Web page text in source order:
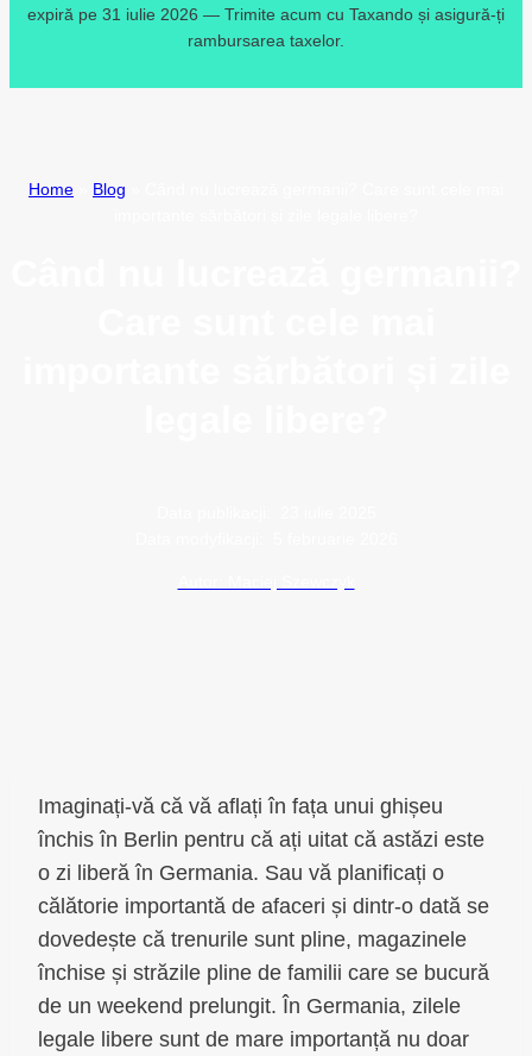
expiră pe 31 iulie 2026 — Trimite acum cu Taxando și asigură-ți
rambursarea taxelor.
Home Blog
Imaginați-vă că vă aflați în fața unui ghișeu
închis în Berlin pentru că ați uitat că astăzi este
o zi liberă în Germania. Sau vă planificați o
călătorie importantă de afaceri și dintr-o dată se
dovedește că trenurile sunt pline, magazinele
închise și străzile pline de familii care se bucură
de un weekend prelungit. În Germania, zilele
legale libere sunt de mare importanță nu doar